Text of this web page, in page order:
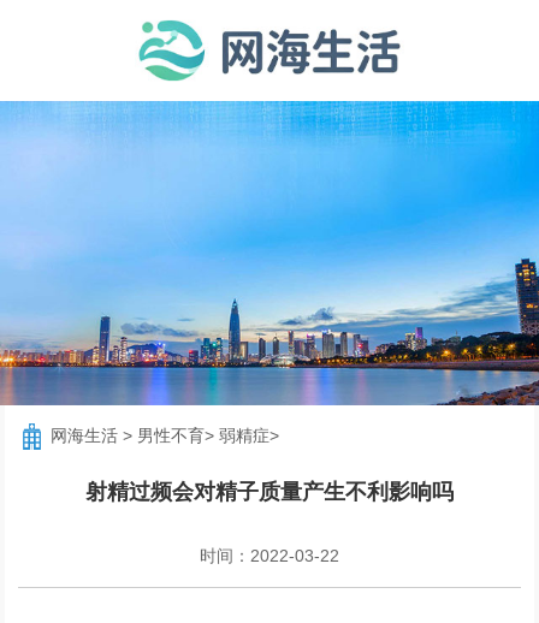
网海生活 > 男性不育>弱精症>
射精过频会对精子质量产生不利影响吗
时间：2022-03-22